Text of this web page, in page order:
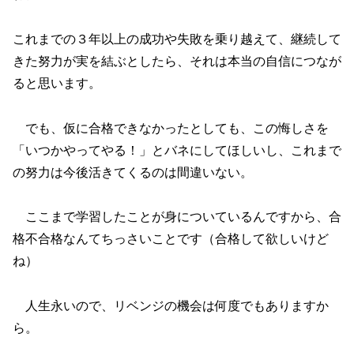
これまでの３年以上の成功や失敗を乗り越えて、継続して
きた努力が実を結ぶとしたら、それは本当の自信につなが
ると思います。
でも、仮に合格できなかったとしても、この悔しさを
「いつかやってやる！」とバネにしてほしいし、これまで
の努力は今後活きてくるのは間違いない。
ここまで学習したことが身についているんですから、合
格不合格なんてちっさいことです（合格して欲しいけど
ね）
人生永いので、リベンジの機会は何度でもありますか
ら。